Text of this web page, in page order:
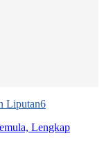
Liputan6
Lengkap